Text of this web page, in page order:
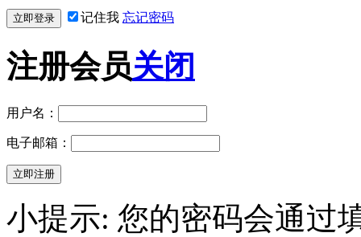
记住我 忘记密码
注册会员关闭
用户名：
电子邮箱：
小提示: 您的密码会通过